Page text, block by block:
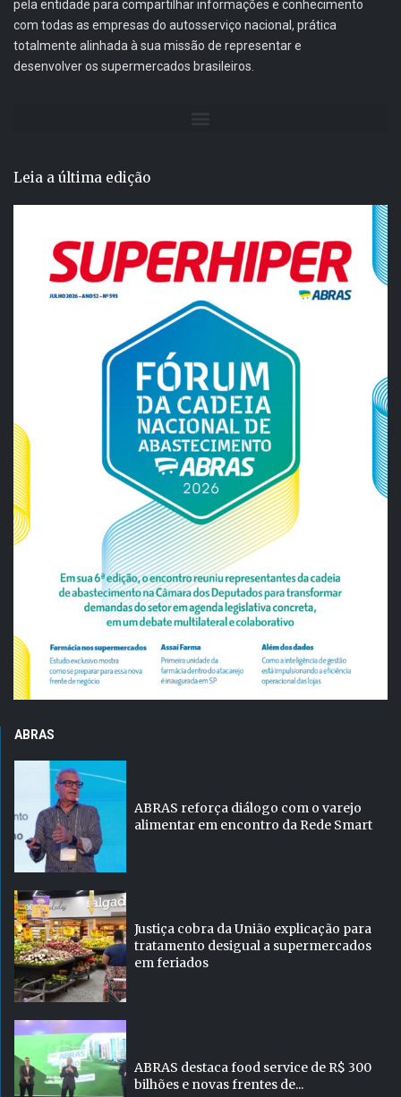
pela entidade para compartilhar informações e conhecimento
com todas as empresas do autosserviço nacional, prática
totalmente alinhada à sua missão de representar e
desenvolver os supermercados brasileiros.
Leia a última edição
ABRAS
ABRAS reforça diálogo com o varejo
alimentar em encontro da Rede Smart
Justiça cobra da União explicação para
tratamento desigual a supermercados
em feriados
ABRAS destaca food service de R$ 300
bilhões e novas frentes de...